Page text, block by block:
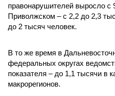
правонарушителей выросло с
Приволжском – с 2,2 до 2,3
до 2 тысяч человек.
В то же время в
федеральных округах
показателя – до 1,1 тысячи в
макрорегионов.